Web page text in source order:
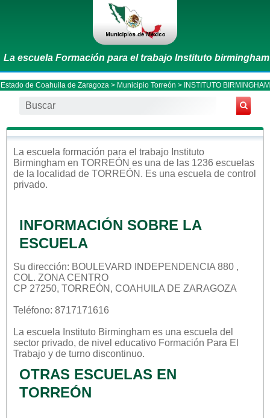
La escuela Formación para el trabajo Instituto birmingham
Estado de Coahuila de Zaragoza > Municipio Torreón > INSTITUTO BIRMINGHAM
La escuela formación para el trabajo Instituto
Birmingham en TORREÓN es una de las 1236 escuelas
de la localidad de TORREÓN . Es una escuela de control
privado.
INFORMACIÓN SOBRE LA
ESCUELA
Su dirección: BOULEVARD INDEPENDENCIA 880 ,
COL. ZONA CENTRO
CP 27250, TORREÓN, COAHUILA DE ZARAGOZA
Teléfono: 8717171616
La escuela Instituto Birmingham es una escuela del
sector privado, de nivel educativo Formación Para El
Trabajo y de turno discontinuo.
OTRAS ESCUELAS EN
TORREÓN